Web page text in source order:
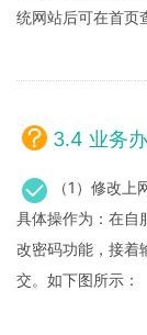
统网站后可在首页
3.4 业务
（1）修改上
具体操作为：在自
改密码功能，接着
交。如下图所示：